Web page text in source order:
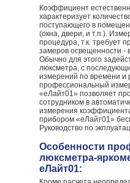
Коэффициент
характеризует
поступающего в
(окна, двери, и т.п.).
процедура, т.к. требует
замеров освещенности -
Обычно для этого
люксметра, с
измерений по времени и
профессиональный
«еЛайт01» позволяет
сотрудником в
измерения
прибором «еЛайт01»
Руководство по
Особенности
люксметра-
еЛайт01: